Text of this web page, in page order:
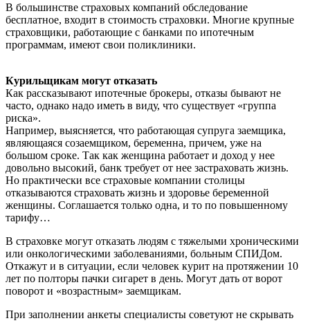
В большинстве страховых компаний обследование
бесплатное, входит в стоимость страховки. Многие крупные
страховщики, работающие с банками по ипотечным
программам, имеют свои поликлиники.
Курильщикам могут отказать
Как рассказывают ипотечные брокеры, отказы бывают не
часто, однако надо иметь в виду, что существует «группа
риска».
Например, выясняется, что работающая супруга заемщика,
являющаяся созаемщиком, беременна, причем, уже на
большом сроке. Так как женщина работает и доход у нее
довольно высокий, банк требует от нее застраховать жизнь.
Но практически все страховые компании столицы
отказываются страховать жизнь и здоровье беременной
женщины. Соглашается только одна, и то по повышенному
тарифу…
В страховке могут отказать людям с тяжелыми хроническими
или онкологическими заболеваниями, больным СПИДом.
Откажут и в ситуации, если человек курит на протяжении 10
лет по полторы пачки сигарет в день. Могут дать от ворот
поворот и «возрастным» заемщикам.
При заполнении анкеты специалисты советуют не скрывать